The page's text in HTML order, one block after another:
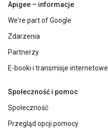
Apigee – informacje
We're part of Google
Zdarzenia
Partnerzy
E-booki i transmisje internetowe
Społeczność i pomoc
Społeczność
Przegląd opcji pomocy